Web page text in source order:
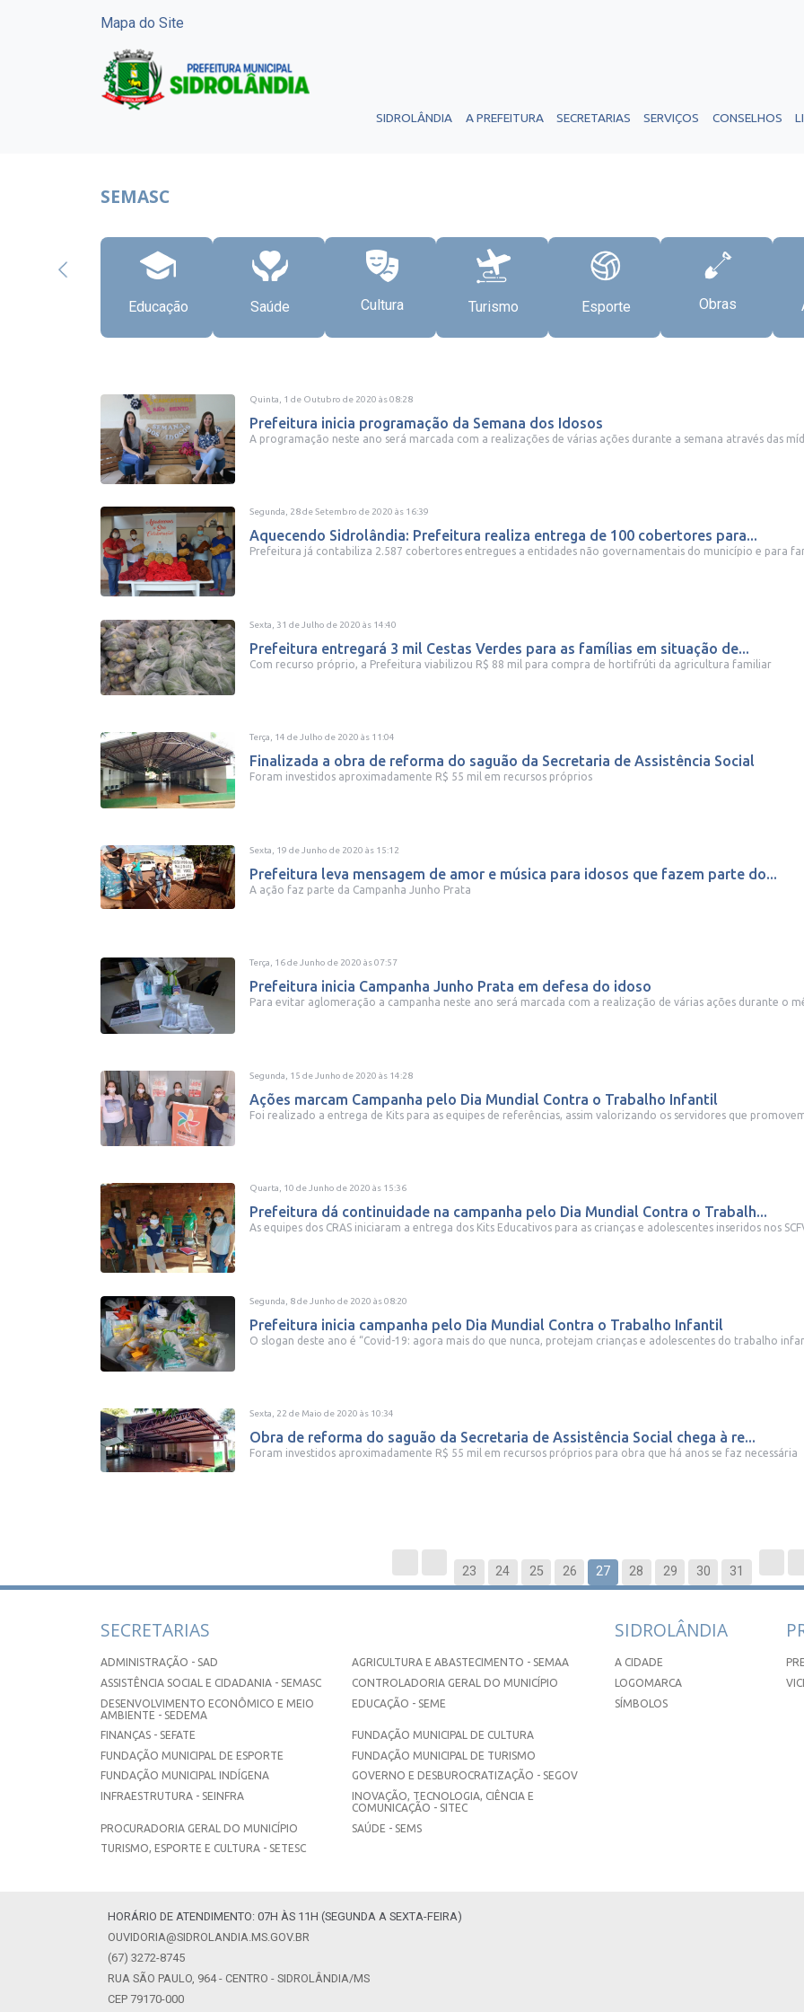
Mapa do Site
SIDROLÂNDIA A PREFEITURA SECRETARIAS SERVIÇOS CONSELHOS
SEMASC
Educação Saúde Cultura Turismo Esporte Obras
Quinta, 1 de Outubro de 2020 às08:28
Prefeitura inicia programação da Semana dos Idosos
A programação neste ano será marcada com a realizações de várias ações durante a semana através das
Segunda, 28 de Setembro de 2020 às 16:39
Aquecendo Sidrolândia: Prefeitura realiza entrega de 100 cobertores para...
Prefeitura já contabiliza 2.587 cobertores entregues a entidades não governamentais do município e para
Sexta, 31 de Julho de 2020 às 14:40
Prefeitura entregará 3 mil Cestas Verdes para as famílias em situação de...
Com recurso próprio, a Prefeitura viabilizou R$ 88 mil para compra de hortifrúti da agricultura familiar
Terça, 14 de Julho de 2020 às 11:04
Finalizada a obra de reforma do saguão da Secretaria de Assistência Social
Foram investidos aproximadamente R$ 55 mil em recursos próprios
Sexta, 19 de Junho de 2020 às 15:12
Prefeitura leva mensagem de amor e música para idosos que fazem parte do...
A ação faz parte da Campanha Junho Prata
Terça, 16 de Junho de 2020 às07:57
Prefeitura inicia Campanha Junho Prata em defesa do idoso
Para evitar aglomeração a campanha neste ano será marcada com a realização de várias ações durante o
Segunda, 15 de Junho de 2020 às 14:28
Ações marcam Campanha pelo Dia Mundial Contra o Trabalho Infantil
Foi realizado a entrega de Kits para as equipes de referências, assim valorizando os servidores que
Quarta, 10 de Junho de 2020 às 15:36
Prefeitura dá continuidade na campanha pelo Dia Mundial Contra o Trabalh...
As equipes dos CRAS iniciaram a entrega dos Kits Educativos para as crianças e adolescentes inseridos nos
Segunda, 8 de Junho de 2020 às08:20
Prefeitura inicia campanha pelo Dia Mundial Contra o Trabalho Infantil
O slogan deste ano é “Covid-19: agora mais do que nunca, protejam crianças e adolescentes do trabalho
Sexta, 22 de Maio de 2020 às 10:34
Obra de reforma do saguão da Secretaria de Assistência Social chega à re...
Foram investidos aproximadamente R$ 55 mil em recursos próprios para obra que há anos se faz necessária
23 24 25 26 27 28 29 30 31
SECRETARIAS
ADMINISTRAÇÃO - SAD
AGRICULTURA E ABASTECIMENTO - SEMAA
ASSISTÊNCIA SOCIAL E CIDADANIA - SEMASC
CONTROLADORIA GERAL DO MUNICÍPIO
DESENVOLVIMENTO ECONÔMICO E MEIO
AMBIENTE - SEDEMA
EDUCAÇÃO - SEME
FINANÇAS - SEFATE
FUNDAÇÃO MUNICIPAL DE CULTURA
FUNDAÇÃO MUNICIPAL DE ESPORTE
FUNDAÇÃO MUNICIPAL DE TURISMO
FUNDAÇÃO MUNICIPAL INDÍGENA
GOVERNO E DESBUROCRATIZAÇÃO - SEGOV
INFRAESTRUTURA - SEINFRA
INOVAÇÃO, TECNOLOGIA, CIÊNCIA E
COMUNICAÇÃO - SITEC
PROCURADORIA GERAL DO MUNICÍPIO
SAÚDE - SEMS
TURISMO, ESPORTE E CULTURA - SETESC
SIDROLÂNDIA
A CIDADE
LOGOMARCA
SÍMBOLOS
HORÁRIO DE ATENDIMENTO: 07H ÀS 11H (SEGUNDA A SEXTA-FEIRA)
OUVIDORIA@SIDROLANDIA.MS.GOV.BR
(67) 3272-8745
RUA SÃO PAULO, 964 - CENTRO - SIDROLÂNDIA/MS
CEP 79170-000